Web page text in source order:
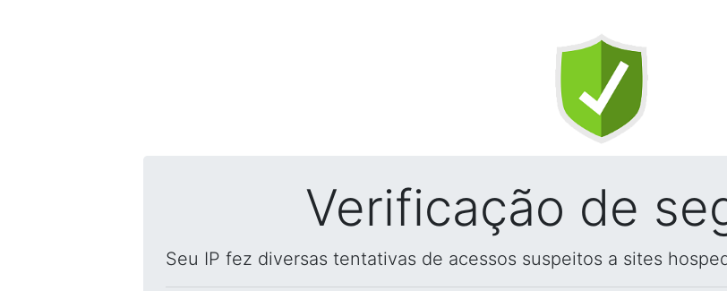
Verificação de
Seu IP fez diversas tentativas de acessos suspeitos a sites